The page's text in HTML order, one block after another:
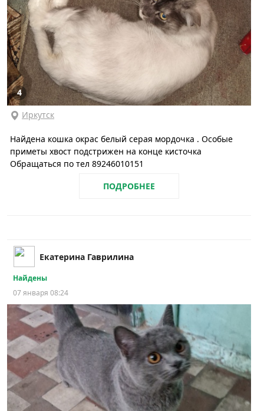
4
Иркутск
Найдена кошка окрас белый серая мордочка . Особые
приметы хвост подстрижен на конце кисточка
Обращаться по тел 89246010151
ПОДРОБНЕЕ
Екатерина Гаврилина
Найдены
07 января 08:24